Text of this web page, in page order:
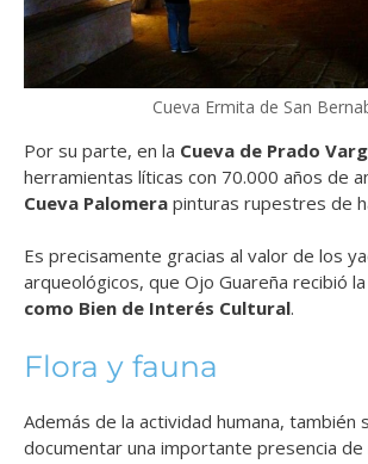
Cueva Ermita de San
Por su parte, en la Cueva de Prado
herramientas líticas con 70.000 años de
Cueva Palomera pinturas rupestres de
Es precisamente gracias al valor de los
arqueológicos, que Ojo Guareña recibió la
como Bien de Interés Cultural.
Flora y fauna
Además de la actividad humana, también
documentar una importante presencia